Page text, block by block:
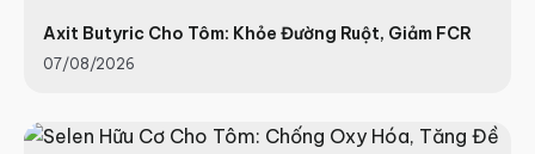
Axit Butyric Cho Tôm: Khỏe Đường Ruột, Giảm FCR
07/08/2026